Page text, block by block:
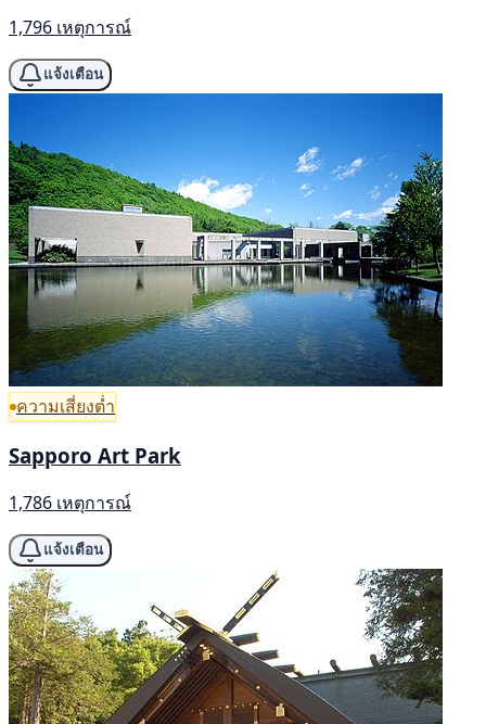
1,796 เหตุการณ์
แจ้งเตือน
ความเสี่ยงต่ำ
Sapporo Art Park
1,786 เหตุการณ์
แจ้งเตือน